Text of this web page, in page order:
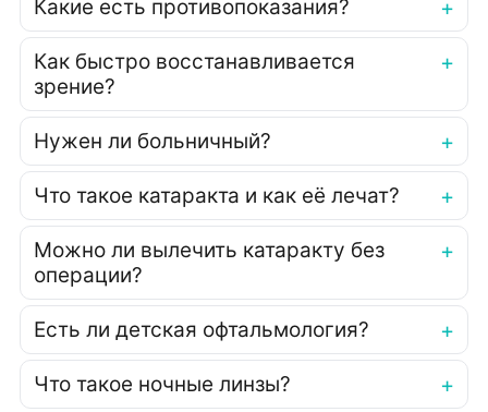
Какие есть противопоказания?
Как быстро восстанавливается
зрение?
Нужен ли больничный?
Что такое катаракта и как её лечат?
Можно ли вылечить катаракту без
операции?
Есть ли детская офтальмология?
Что такое ночные линзы?